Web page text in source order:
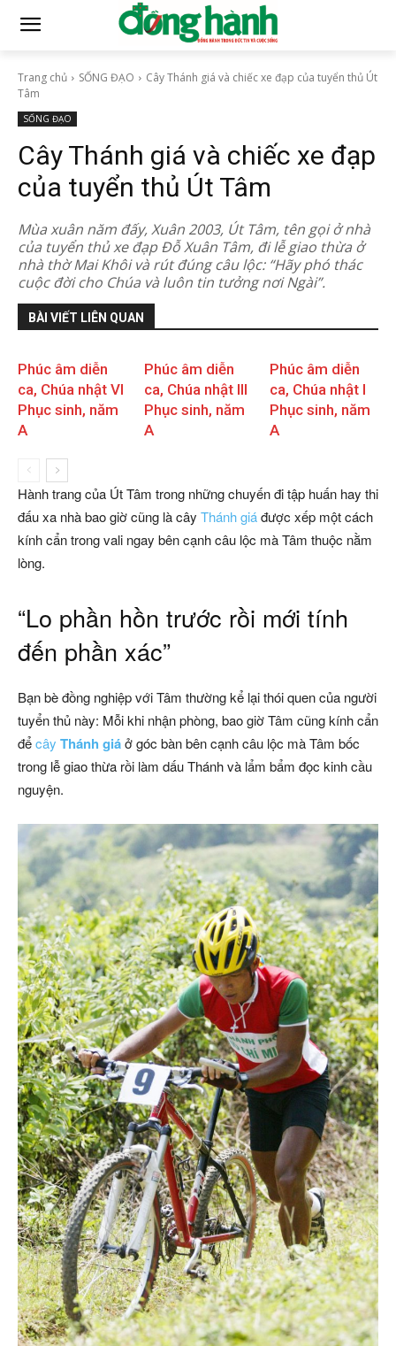
Trang chủ SỐNG ĐẠO
Cây Thánh giá và chiếc xe đạp của tuyển thủ Út
Tâm
SỐNG ĐẠO
Cây Thánh giá và chiếc xe đạp
của tuyển thủ Út Tâm
Mùa xuân năm đấy, Xuân 2003, Út Tâm, tên gọi ở nhà
của tuyển thủ xe đạp Đỗ Xuân Tâm, đi lễ giao thừa ở
nhà thờ Mai Khôi và rút đúng câu lộc: “Hãy phó thác
cuộc đời cho Chúa và luôn tin tưởng nơi Ngài”.
BÀI VIẾT LIÊN QUAN
Phúc âm diễn
ca, Chúa nhật VI
Phục sinh, năm
A
Phúc âm diễn
ca, Chúa nhật III
Phục sinh, năm
A
Phúc âm diễn
ca, Chúa nhật I
Phục sinh, năm
A
Hành trang của Út Tâm trong những chuyến đi tập huấn hay thi
đấu xa nhà bao giờ cũng là cây Thánh giáđược xếp một cách
kính cẩn trong vali ngay bên cạnh câu lộc mà Tâm thuộc nằm
lòng.
“Lo phần hồn trước rồi mới tính
đến phần xác”
Bạn bè đồng nghiệp với Tâm thường kể lại thói quen của người
tuyển thủ này: Mỗi khi nhận phòng, bao giờ Tâm cũng kính cẩn
đểcây Thánh giáở góc bàn bên cạnh câu lộc mà Tâm bốc
trong lễ giao thừa rồi làm dấu Thánh và lẩm bẩm đọc kinh cầu
nguyện.